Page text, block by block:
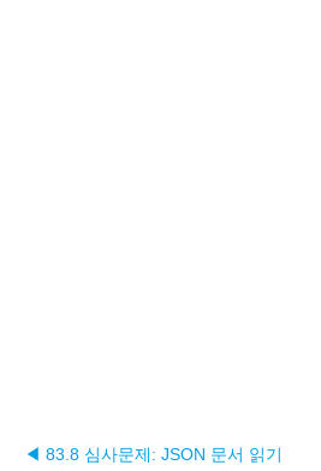
◀ 83.8 심사문제: JSON 문서 읽기